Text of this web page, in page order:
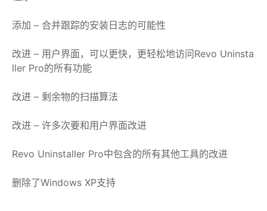
添加 – 合并跟踪的安装日志的可能性
改进 – 用户界面，可以更快，更轻松地访问Revo Uninsta
ller Pro的所有功能
改进 – 剩余物的扫描算法
改进 – 许多次要和用户界面改进
Revo Uninstaller Pro中包含的所有其他工具的改进
删除了Windows XP支持